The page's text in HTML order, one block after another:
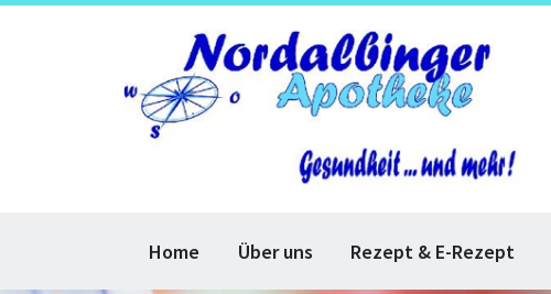
Home Über uns Rezept & E-Rezept